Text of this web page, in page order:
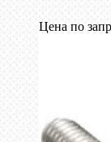
Цена по